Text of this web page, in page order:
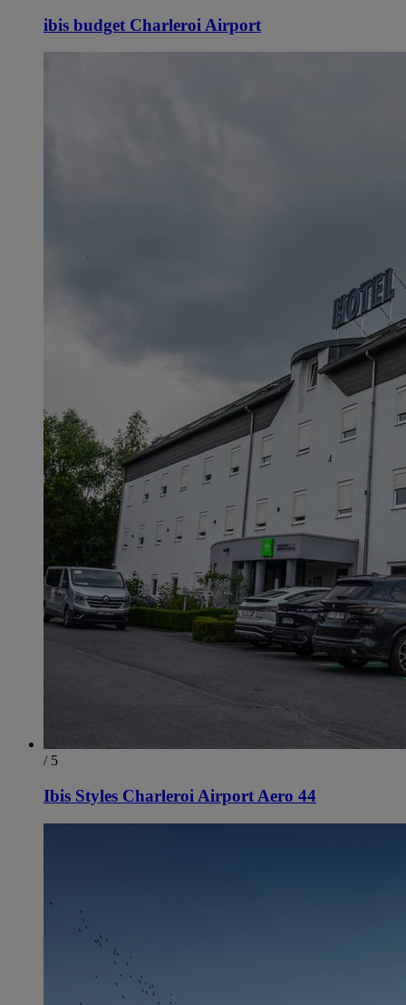
ibis budget Charleroi Airport
/ 5
Ibis Styles Charleroi Airport Aero 44